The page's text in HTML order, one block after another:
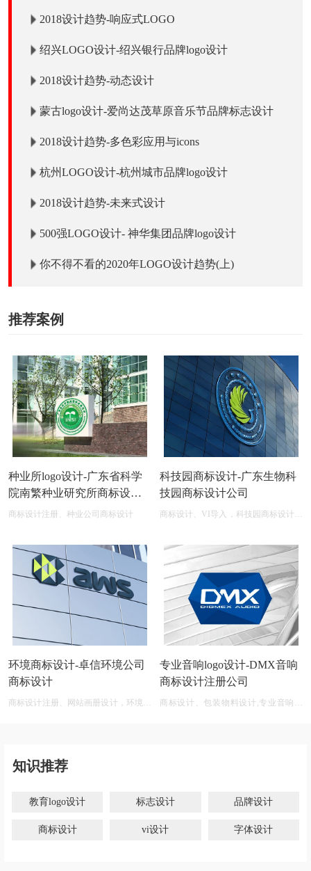
2018设计趋势-响应式LOGO
绍兴LOGO设计-绍兴银行品牌logo设计
2018设计趋势-动态设计
蒙古logo设计-爱尚达茂草原音乐节品牌标志设计
2018设计趋势-多色彩应用与icons
杭州LOGO设计-杭州城市品牌logo设计
2018设计趋势-未来式设计
500强LOGO设计- 神华集团品牌logo设计
你不得不看的2020年LOGO设计趋势(上)
推荐案例
种业所logo设计-广东省科学
院南繁种业研究所商标设计
公司
商标设计注册、种业公司商标设计
科技园商标设计-广东生物科
技园商标设计公司
商标设计、VI导入，科技园商标设计在
环境商标设计-卓信环境公司
商标设计
商标设计注册、网站画册设计，环境商
专业音响logo设计-DMX音响
商标设计注册公司
商标设计、包装物料设计,专业音响公
知识推荐
教育logo设计 标志设计 品牌设计
商标设计 vi设计 字体设计